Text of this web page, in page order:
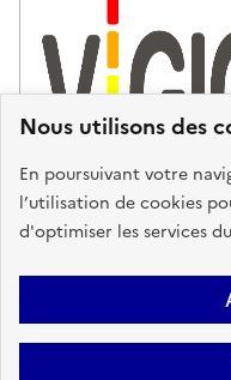
Nous utilisons des
En poursuivant votre
l’utilisation de cookies
d'optimiser les services
Plan du site Accessibilité :
Légales
Données